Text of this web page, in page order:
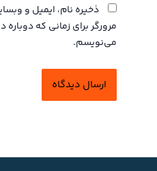
ذخیره نام، ایمیل و
مرورگر برای زمانی که
می‌نویسم.